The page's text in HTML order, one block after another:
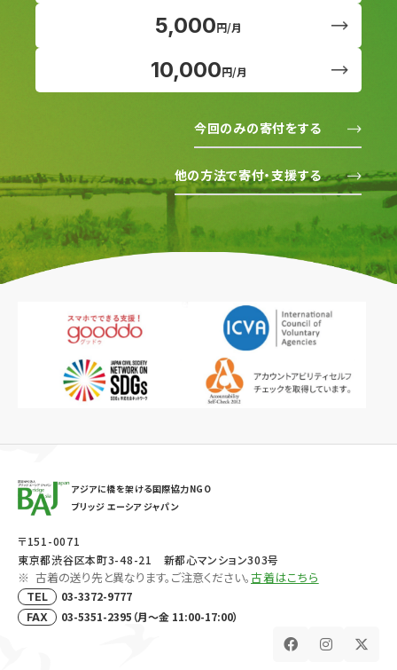
5,000円/月
10,000円/月
今回のみの寄付をする
他の方法で寄付・支援する
アジアに橋を架ける国際協力NGO
ブリッジ エーシア ジャパン
〒151-0071
東京都渋谷区本町3-48-21 新都心マンション303号
古着の送り先と異なります。ご注意ください。古着はこちら
TEL 03-3372-9777
FAX 03-5351-2395（月～金 11:00-17:00）